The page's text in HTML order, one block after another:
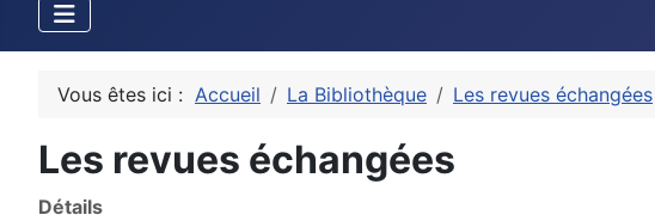
Vous êtes ici : Accueil La Bibliothèque Les revues échangées
Les revues échangées
Détails